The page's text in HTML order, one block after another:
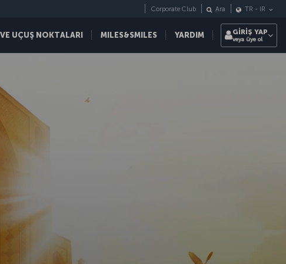
UÇUŞ NOKTALARI MILES&SMILES YARDIM
Corporate Club Ara TR - IR
GİRİŞ YAP
veya üye ol